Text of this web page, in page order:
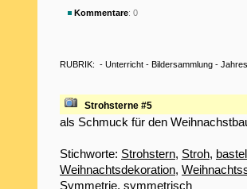
Kommentare: 0
RUBRIK: - Unterricht - Bildersammlung -
Strohsterne #5
als Schmuck für den
Stichworte: Strohstern, Stroh,
Weihnachtsdekoration,
Symmetrie, symmetrisch